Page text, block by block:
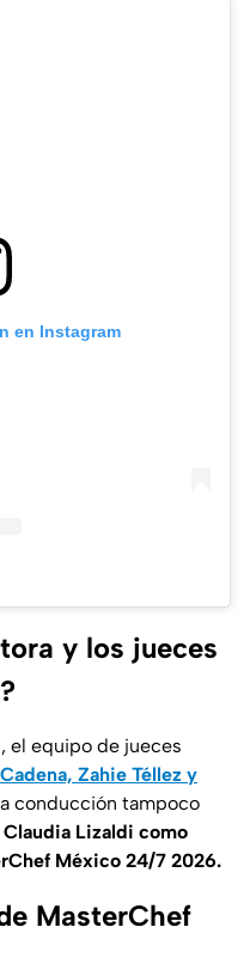
en Instagram
y los jueces
el equipo de jueces
Zahie Téllez y
conducción tampoco
Claudia Lizaldi como
México 24/7 2026.
MasterChef